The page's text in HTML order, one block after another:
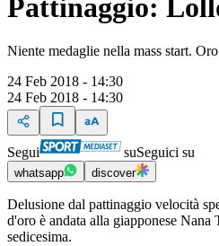
Pattinaggio:
Niente medaglie nella mass start.
24 Feb 2018 - 14:30
24 Feb 2018 - 14:30
Segui suSeguici su
whatsapp discover
Delusione dal pattinaggio velocità
d'oro è andata alla giapponese
sedicesima.